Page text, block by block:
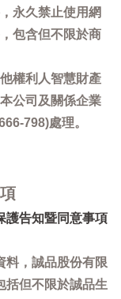
永久禁止使用網
包含但不限於商
權利人智慧財產
公司及關係企業
798)處理。
護告知暨同意事項
料，誠品股份有限
括但不限於誠品生